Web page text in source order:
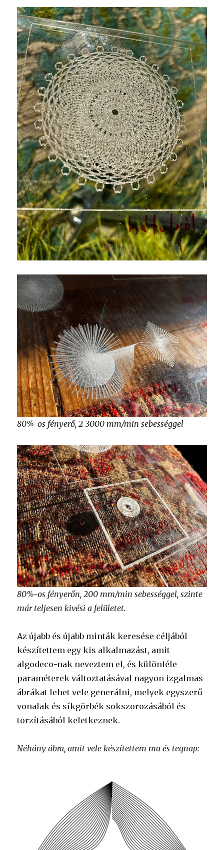
80%-os fényerő, 2-3000 mm/min sebességgel
80%-os fényerőn, 200 mm/min sebességgel, szinte
már teljesen kivési a felületet.
Az újabb és újabb minták keresése céljából
készítettem egy kis alkalmazást, amit
algodeco-nak neveztem el, és különféle
paraméterek változtatásával nagyon izgalmas
ábrákat lehet vele generálni, melyek egyszerű
vonalak és síkgörbék sokszorozásából és
torzításából keletkeznek.
Néhány ábra, amit vele készítettem ma és tegnap: